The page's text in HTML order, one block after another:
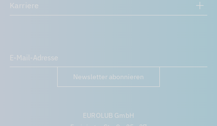
Karriere
Newsletter abonnieren
EUROLUB GmbH